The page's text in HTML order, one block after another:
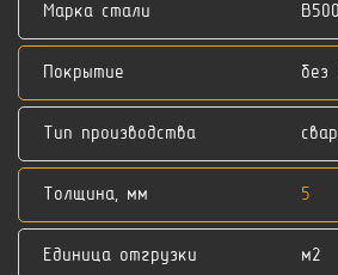
Марка стали
Покрытие без
Тип производства
Толщина, мм 5
Единица отгрузки м2